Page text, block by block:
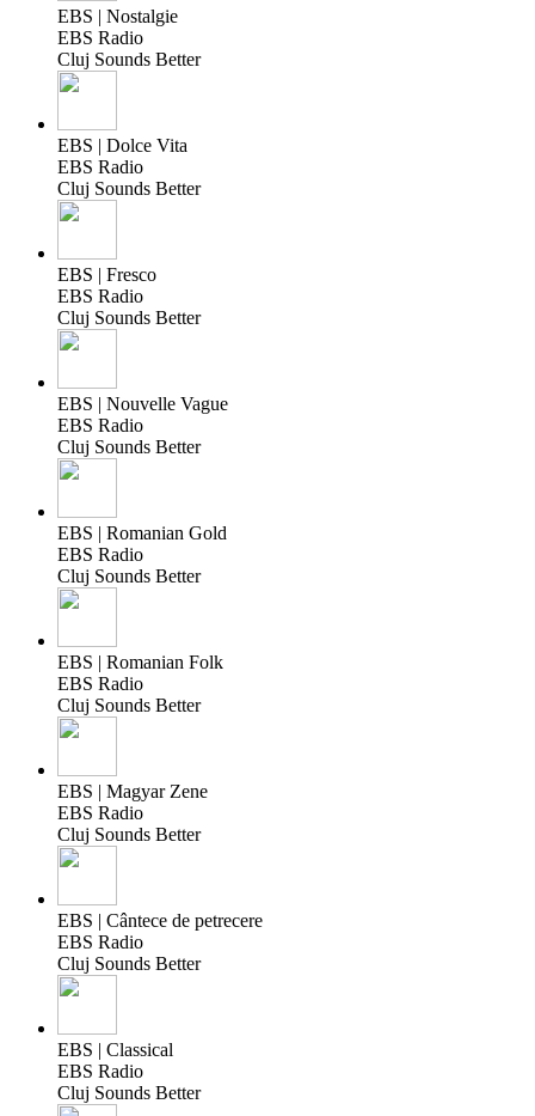
EBS | Nostalgie
EBS Radio
Cluj Sounds Better
EBS | Dolce Vita
EBS Radio
Cluj Sounds Better
EBS | Fresco
EBS Radio
Cluj Sounds Better
EBS | Nouvelle Vague
EBS Radio
Cluj Sounds Better
EBS | Romanian Gold
EBS Radio
Cluj Sounds Better
EBS | Romanian Folk
EBS Radio
Cluj Sounds Better
EBS | Magyar Zene
EBS Radio
Cluj Sounds Better
EBS | Cântece de petrecere
EBS Radio
Cluj Sounds Better
EBS | Classical
EBS Radio
Cluj Sounds Better